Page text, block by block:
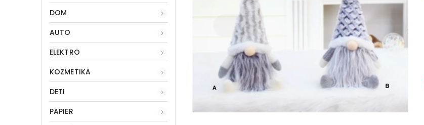
DOM
AUTO
ELEKTRO
KOZMETIKA
DETI
PAPIER